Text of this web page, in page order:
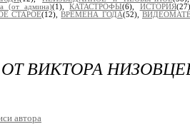
(от админа)(1),КАТАСТРОФЫ(6), ИСТОРИЯ
СТАРОЕ(12),ВРЕМЕНА ГОДА(52),
ВИКТОРА
автора